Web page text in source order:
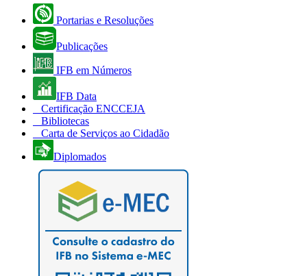
Portarias e Resoluções
Publicações
IFB em Números
IFB Data
Certificação ENCCEJA
Bibliotecas
Carta de Serviços ao Cidadão
Diplomados